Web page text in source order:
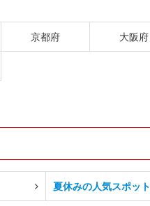
京都府 大阪府
夏休みの人気スポット